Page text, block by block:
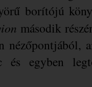
borítójú
második
nézőpontjából,
és egyben